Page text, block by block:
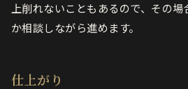
上削れないこともあるので、その
か相談しながら進めます。
仕上がり